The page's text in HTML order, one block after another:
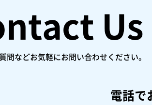
Us
問などお気軽にお問い合わせください。
電話で